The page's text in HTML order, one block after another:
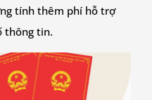
tính thêm phí hỗ trợ
thông tin.